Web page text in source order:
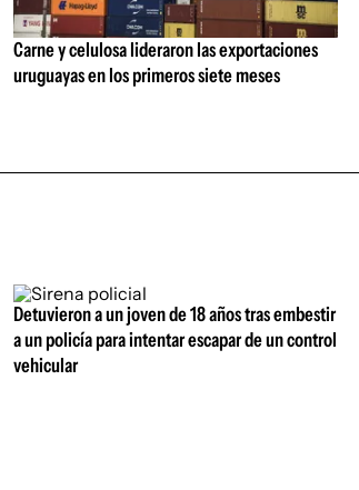
Carne y celulosa lideraron las exportaciones
uruguayas en los primeros siete meses
Detuvieron a un joven de 18 años tras embestir
a un policía para intentar escapar de un control
vehicular